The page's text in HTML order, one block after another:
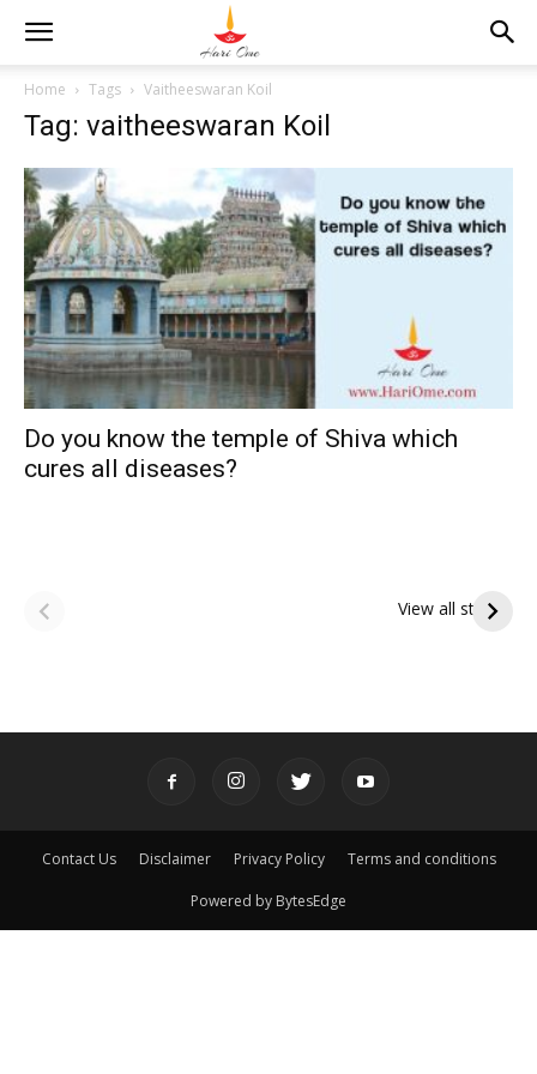
Home Tags Vaitheeswaran Koil
Tag: vaitheeswaran Koil
Do you know the temple of Shiva which
cures all diseases?
View all stories
పితృదేవతల ఆశీర్వాదం
ఇంద్రకీలాద్రి గిరి ప్రదక్షిణ
Contact Us Disclaimer Privacy Policy Terms and conditions
Powered by BytesEdge